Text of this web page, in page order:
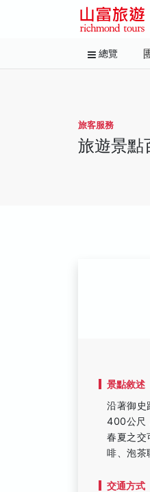
總覽
旅客服務
旅遊景點
景點敘述
沿著御史
400公尺
春夏之交
啡、泡茶
交通方式